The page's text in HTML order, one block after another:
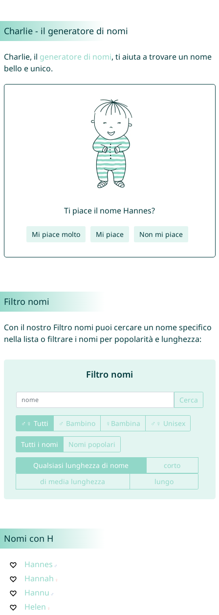
Charlie - il generatore di nomi
Charlie, il generatore di nomi, ti aiuta a trovare un nome
bello e unico.
Ti piace il nome Hannes?
Mi piace molto Mi piace Non mi piace
Filtro nomi
Con il nostro Filtro nomi puoi cercare un nome specifico
nella lista o filtrare i nomi per popolarità e lunghezza:
Filtro nomi
Cerca
♂♀ Tutti ♂ Bambino ♀Bambina ♂♀ Unisex
Tutti i nomi Nomi popolari
Qualsiasi lunghezza di nome
corto
di media lunghezza
lungo
Nomi con H
Hannes
Hannah
Hannu
Helen